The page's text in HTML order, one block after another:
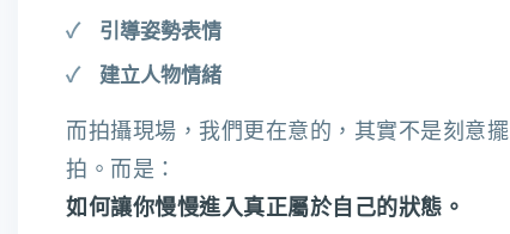
引導姿勢表情
建立人物情緒
而拍攝現場，我們更在意的，其實不是刻意擺
拍。而是：
如何讓你慢慢進入真正屬於自己的狀態。